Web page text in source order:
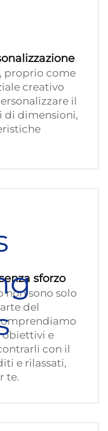
proprio come
creativo
il
di dimensioni,
sforzo
non sono solo
del
obiettivi e
con il
e rilassati,
te.